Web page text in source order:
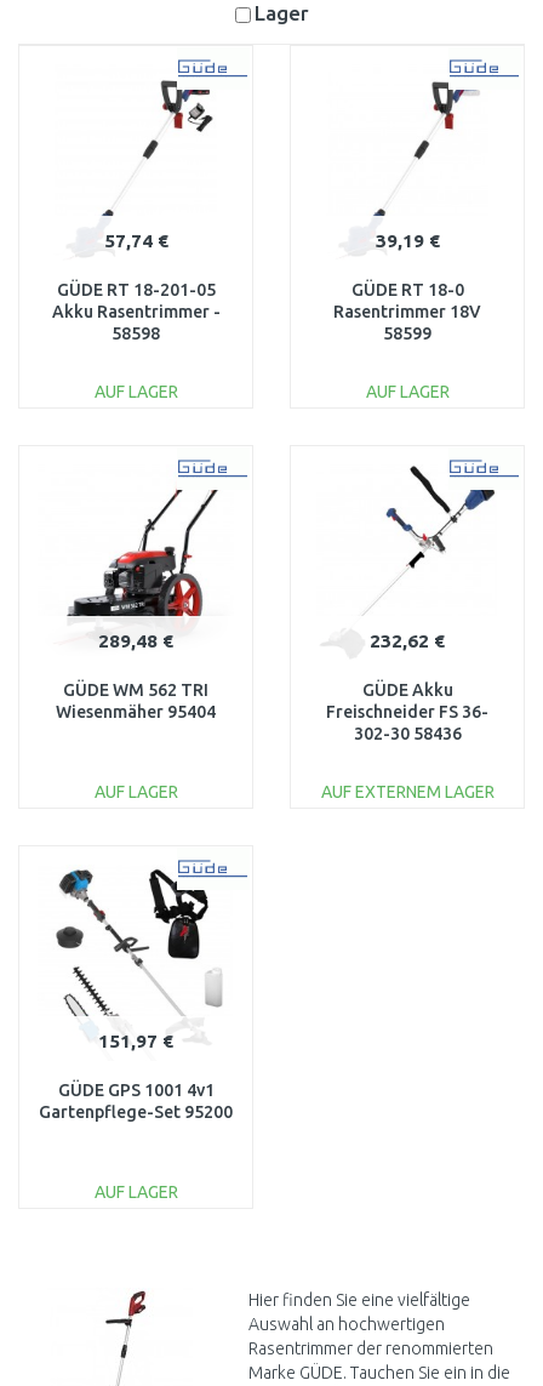
Lager
57,74 €
GÜDE RT 18-201-05
Akku Rasentrimmer -
58598
AUF LAGER
Vergleichen
39,19 €
GÜDE RT 18-0
Rasentrimmer 18V
58599
AUF LAGER
Vergleichen
289,48 €
GÜDE WM 562 TRI
Wiesenmäher 95404
AUF LAGER
Vergleichen
232,62 €
GÜDE Akku
Freischneider FS 36-
302-30 58436
AUF EXTERNEM LAGER
151,97 €
GÜDE GPS 1001 4v1
Gartenpflege-Set 95200
AUF LAGER
Vergleichen
Hier finden Sie eine vielfältige
Auswahl an hochwertigen
Rasentrimmer der renommierten
Marke GÜDE. Tauchen Sie ein in die